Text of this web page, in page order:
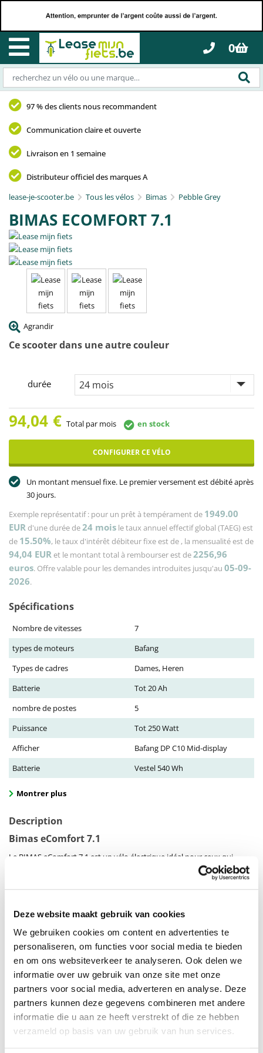
Deze website maakt gebruik van cookies
We gebruiken cookies om content en advertenties te
personaliseren, om functies voor social media te bieden
en om ons websiteverkeer te analyseren. Ook delen we
informatie over uw gebruik van onze site met onze
partners voor social media, adverteren en analyse. Deze
partners kunnen deze gegevens combineren met andere
informatie die u aan ze heeft verstrekt of die ze hebben
verzameld op basis van uw gebruik van hun services.
0
97 % des clients nous recommandent
Communication claire et ouverte
Livraison en 1 semaine
Distributeur officiel des marques A
lease-je-scooter.be
Tous les vélos Bimas Pebble Grey
BIMAS ECOMFORT 7.1
Agrandir
Ce scooter dans une autre couleur
durée
94,04 € Total par mois en stock
CONFIGURER CE VÉLO
Un montant mensuel fixe. Le premier versement est débité après
30 jours.
Exemple représentatif : pour un prêt à tempérament de 1949.00
EURd'une durée de24 mois le taux annuel effectif global (TAEG) est
de 15.50%, le taux d'intérêt débiteur fixe est de , la mensualité est de
94,04 EURet le montant total à rembourser est de2256,96
euros. Offre valable pour les demandes introduites jusqu'au 05-09-
2026.
Spécifications
Nombre de vitesses
7
types de moteurs
Bafang
Types de cadres
Dames, Heren
Batterie
Tot 20 Ah
nombre de postes
5
Puissance
Tot 250 Watt
Afficher
Bafang DP C10 Mid-display
Batterie
Vestel 540 Wh
Montrer plus
Description
Bimas eComfort 7.1
Le BIMAS eComfort 7.1 est un vélo électrique idéal pour ceux qui
recherchent confort, sécurité et un design élégant. Avec un cadre bas
et robuste, ce vélo offre une excellente accessibilité, ce qui le rend
Moteur puissant Bafang à roue avant (40Nm):
soutien puissant pour des distances courtes et longues, garantissant
une expérience de conduite sans effort en ville.
Grande autonomie avec batterie de 540Wh:La batterie intégrée
de 540Wh offre une autonomie impressionnante, idéale pour les
trajets quotidiens domicile-travail. La batterie est stratégiquement
placée sur le porte-bagages arrière pour une allure élégante.
Sécurité et contrôle: Le vélo est équipé d'un frein avant Tektro V-
brake et d'un frein arrière Shimano rollerbrake pour une puissance de